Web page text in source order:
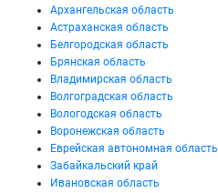
Архангельская область
Астраханская область
Белгородская область
Брянская область
Владимирская область
Волгоградская область
Вологодская область
Воронежская область
Еврейская автономная область
Забайкальский край
Ивановская область